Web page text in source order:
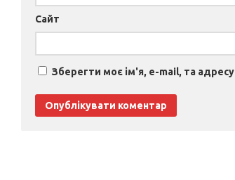
Сайт
Зберегти моє ім'я, e-mail, та